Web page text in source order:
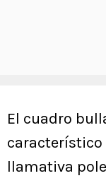
El cuadro
característico
llamativa